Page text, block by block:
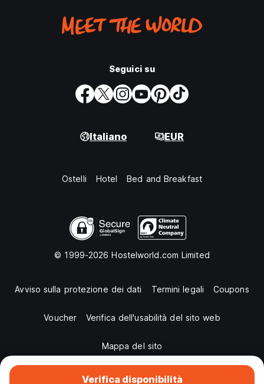
Verifica disponibilità
Seguici su
Italiano EUR
Ostelli Hotel Bed and Breakfast
© 1999-2026 Hostelworld.com Limited
Avviso sulla protezione dei dati Termini legali Coupons
Voucher Verifica dell'usabilità del sito web
Mappa del sito